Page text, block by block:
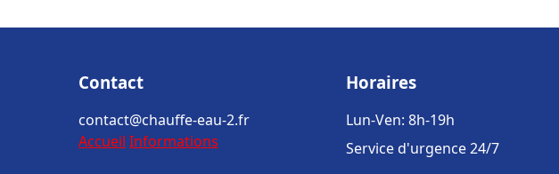
Contact
contact@chauffe-eau-2.fr
Accueil Informations
Horaires
Lun-Ven: 8h-19h
Service d'urgence 24/7